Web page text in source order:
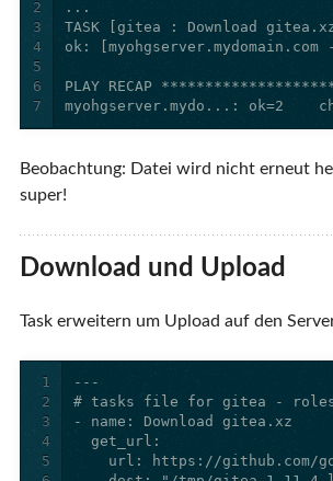
2
3
4
5
6
7
myohgserver.mydo...: ok=2
Beobachtung: Datei wird nicht erneut
super!
Download und Upload
Task erweitern um Upload auf den
1
2
3
4
5